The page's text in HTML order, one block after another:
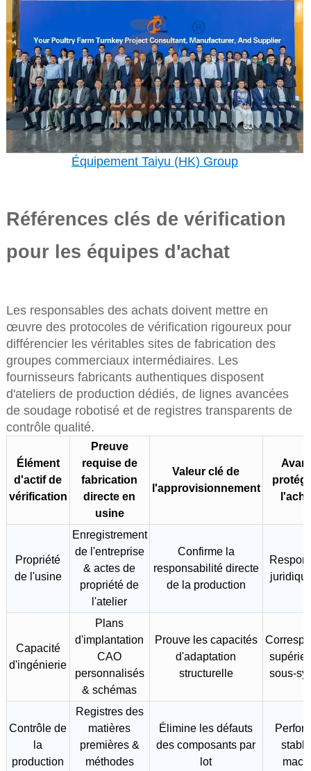
Équipement Taiyu (HK) Group
Références clés de vérification
pour les équipes d'achat
Les responsables des achats doivent mettre en
œuvre des protocoles de vérification rigoureux pour
différencier les véritables sites de fabrication des
groupes commerciaux intermédiaires. Les
fournisseurs fabricants authentiques disposent
d'ateliers de production dédiés, de lignes avancées
de soudage robotisé et de registres transparents de
contrôle qualité.
Élément
d'actif de
vérification
Preuve
requise de
fabrication
directe en
usine
Valeur clé de
l'approvisionnement
Propriété
de l'usine
Enregistrement
de l'entreprise
& actes de
propriété de
l'atelier
Confirme la
responsabilité directe
de la production
Capacité
d'ingénierie
Plans
d'implantation
CAO
personnalisés
& schémas
Prouve les capacités
d'adaptation
structurelle
sous-
Contrôle de
la
production
Registres des
matières
premières &
méthodes
Élimine les défauts
des composants par
lot